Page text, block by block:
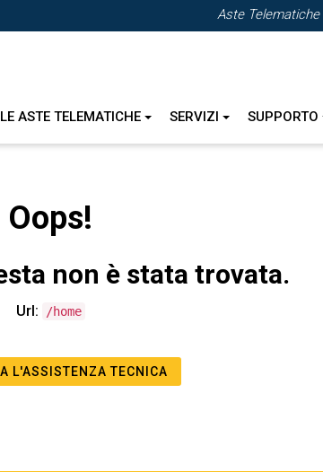
Aste Telematiche
LE ASTE TELEMATICHE SERVIZI SUPPORTO
Oops!
non è stata trovata.
Url: /home
L'ASSISTENZA TECNICA